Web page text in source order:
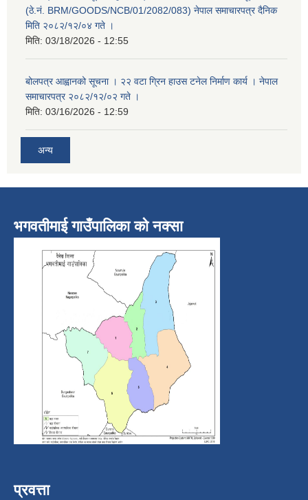
(ठे.नं. BRM/GOODS/NCB/01/2082/083) नेपाल समाचारपत्र दैनिक
मिति २०८२/१२/०४ गते ।
मिति: 03/18/2026 - 12:55
बोलपत्र आह्वानको सूचना । २२ वटा ग्रिन हाउस टनेल निर्माण कार्य । नेपाल
समाचारपत्र २०८२/१२/०२ गते ।
मिति: 03/16/2026 - 12:59
अन्य
भगवतीमाई गाउँपालिका को नक्सा
प्रवत्ता